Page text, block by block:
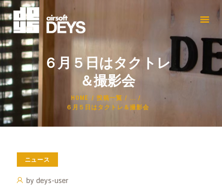
６月５日はタクトレ
＆撮影会
HOME 投稿一覧
...
６月５日はタクトレ＆撮影会
ニュース
by deys-user